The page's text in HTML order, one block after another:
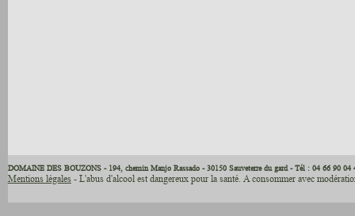
DOMAINE DES BOUZONS - 194, chemin Manjo Rassado - 30150 Sauveterre du gard - Tél : 04 66 90 04
Mentions légales- L'abus d'alcool est dangereux pour la santé. A consommer avec